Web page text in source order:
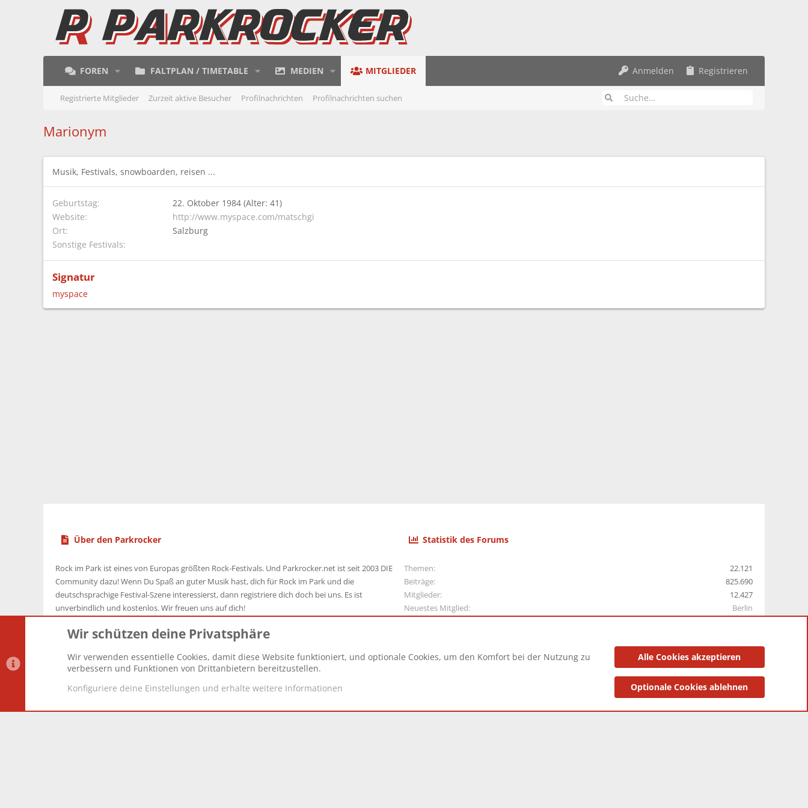
FOREN FALTPLAN / TIMETABLE MEDIEN MITGLIEDER Anmelden Registrieren
Registrierte Mitglieder Zurzeit aktive Besucher Profilnachrichten Profilnachrichten suchen
Marionym
Musik, Festivals, snowboarden, reisen ...
Geburtstag
22. Oktober 1984 (Alter: 41)
Website
http://www.myspace.com/matschgi
Ort
Salzburg
Sonstige Festivals
Signatur
myspace
Über den Parkrocker
Rock im Park ist eines von Europas größten Rock-Festivals. Und Parkrocker.net ist seit 2003 DIE
Community dazu! Wenn Du Spaß an guter Musik hast, dich für Rock im Park und die
deutschsprachige Festival-Szene interessierst, dann registriere dich doch bei uns. Es ist
unverbindlich und kostenlos. Wir freuen uns auf dich!
Statistik des Forums
Themen
22.121
Beiträge
825.690
Mitglieder
12.427
Neuestes Mitglied
Berlin
Datenschutz-Einstellungen PR Light Deutsch [Du] Datenschutzerklärung Impressum
Wir schützen deine Privatsphäre
Wir verwenden essentielle Cookies, damit diese Website funktioniert, und optionale Cookies, um den Komfort bei der Nutzung zu
verbessern und Funktionen von Drittanbietern bereitzustellen.
Konfiguriere deine Einstellungen und erhalte weitere Informationen
Alle Cookies akzeptieren
Optionale Cookies ablehnen